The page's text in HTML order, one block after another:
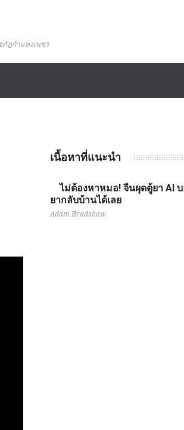
ฏกำแพงเพชร
เนื้อหาที่แนะนำ
ไม่ต้องหาหมอ! จีนผุดตู้ยา AI
ยากลับบ้านได้เลย
Adam Bradshaw